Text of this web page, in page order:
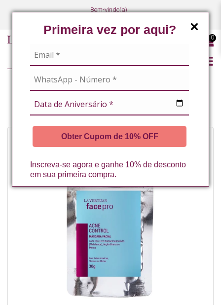
Primeira vez por aqui?
Obter Cupom de 10% OFF
Inscreva-se agora e ganhe 10% de desconto
em sua primeira compra.
Bem-vindo(a)!
0